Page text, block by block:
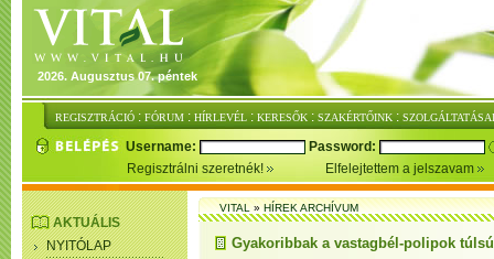
2026. Augusztus 07. péntek
REGISZTRÁCIÓ : FÓRUM : HÍRLEVÉL : KERESŐK : SZAKÉRTŐINK :
Username:
Password:
Regisztrálni szeretnék!
Elfelejtettem a jelszavam
AKTUÁLIS
NYITÓLAP
VITAL»HÍREK ARCHÍVUM
Gyakoribbak a vastagbél-polipok